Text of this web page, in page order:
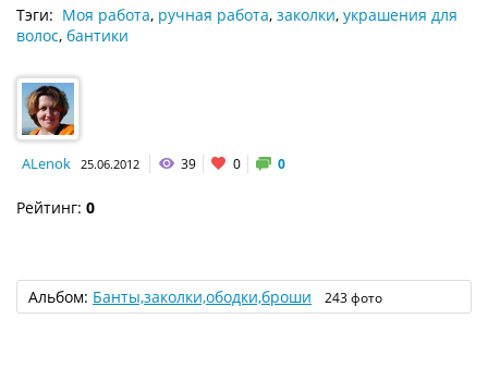
Тэги: Моя работа, ручная работа, заколки, украшения для
волос, бантики
ALenok 25.06.2012 39 0 0
Рейтинг: 0
Альбом: Банты,заколки,ободки,броши 243 фото